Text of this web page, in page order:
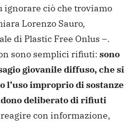
ignorare ciò che troviamo
Lorenzo Sauro,
di Plastic Free Onlus –.
sono semplici rifiuti: sono
giovanile diffuso, che si
l’uso improprio di sostanze
deliberato di rifiuti
con informazione,